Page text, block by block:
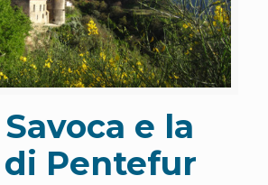
e la
di Pentefur